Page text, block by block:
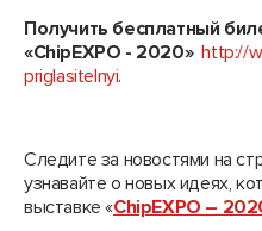
Получить бесплатный
«ChipEXPO - 2020» http://
priglasitelnyi.
Следите за новостями на
узнавайте о новых идеях,
выставке «ChipEXPO –